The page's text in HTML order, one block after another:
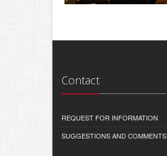
Contact
REQUEST FOR INFORMATION
SUGGESTIONS AND COMMENTS